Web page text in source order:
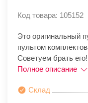
Код товара: 105152
Это оригинальный
пультом
Советуем брать его!
Полное описание
Склад